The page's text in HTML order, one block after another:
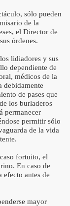
sólo pueden
de la
el Director de
órdenes.
lidiadores y sus
dependiente de
médicos de la
debidamente
de pases que
los burladeros
permanecer
permitir sólo
de la vida
fortuito, el
En caso de
efecto antes de
mayor